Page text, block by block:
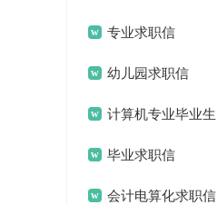
专业求职信
幼儿园求职信
计算机专业毕业生
求职信毕业求职信
会计电算化求职信